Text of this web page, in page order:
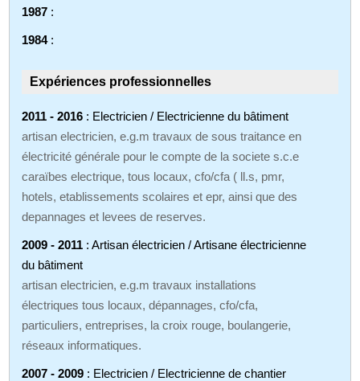
1987 :
1984:
Expériences professionnelles
2011 - 2016 : Electricien / Electricienne du bâtiment
artisan electricien, e.g.m travaux de sous traitance en
électricité générale pour le compte de la societe s.c.e
caraïbes electrique, tous locaux, cfo/cfa ( ll.s, pmr,
hotels, etablissements scolaires et epr, ainsi que des
depannages et levees de reserves.
2009 - 2011 : Artisan électricien / Artisane électricienne
du bâtiment
artisan electricien, e.g.m travaux installations
électriques tous locaux, dépannages, cfo/cfa,
particuliers, entreprises, la croix rouge, boulangerie,
réseaux informatiques.
2007 - 2009 : Electricien / Electricienne de chantier